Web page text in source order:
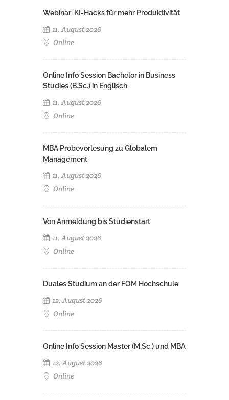
Webinar: KI-Hacks für mehr Produktivität
11. August 2026
Online
Online Info Session Bachelor in Business
Studies (B.Sc.) in Englisch
11. August 2026
Online
MBA Probevorlesung zu Globalem
Management
11. August 2026
Online
Von Anmeldung bis Studienstart
11. August 2026
Online
Duales Studium an der FOM Hochschule
12. August 2026
Online
Online Info Session Master (M.Sc.) und MBA
12. August 2026
Online